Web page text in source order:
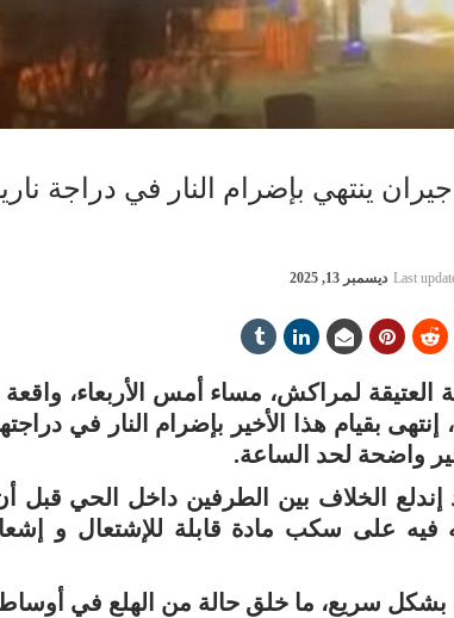
ينتهي بإضرام النار في دراجة
Last ديسمبر 13, 2025
العتيقة لمراكش، مساء أمس الأربعاء،
إنتهى بقيام هذا الأخير بإضرام النار في
واضحة لحد الساعة.
الخلاف بين الطرفين داخل الحي قبل
فيه على سكب مادة قابلة للإشتعال و
بشكل سريع، ما خلق حالة من الهلع في